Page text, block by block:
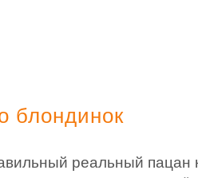
блондинок
реальный пацан